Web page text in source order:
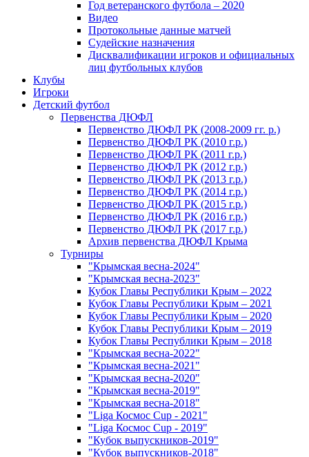
Год ветеранского футбола – 2020
Видео
Протокольные данные матчей
Судейские назначения
Дисквалификации игроков и официальных
лиц футбольных клубов
Клубы
Игроки
Детский футбол
Первенства ДЮФЛ
Первенство ДЮФЛ РК (2008-2009 гг. р.)
Первенство ДЮФЛ РК (2010 г.р.)
Первенство ДЮФЛ РК (2011 г.р.)
Первенство ДЮФЛ РК (2012 г.р.)
Первенство ДЮФЛ РК (2013 г.р.)
Первенство ДЮФЛ РК (2014 г.р.)
Первенство ДЮФЛ РК (2015 г.р.)
Первенство ДЮФЛ РК (2016 г.р.)
Первенство ДЮФЛ РК (2017 г.р.)
Архив первенства ДЮФЛ Крыма
Турниры
"Крымская весна-2024"
"Крымская весна-2023"
Кубок Главы Республики Крым – 2022
Кубок Главы Республики Крым – 2021
Кубок Главы Республики Крым – 2020
Кубок Главы Республики Крым – 2019
Кубок Главы Республики Крым – 2018
"Крымская весна-2022"
"Крымская весна-2021"
"Крымская весна-2020"
"Крымская весна-2019"
"Крымская весна-2018"
"Liga Космос Cup - 2021"
"Liga Космос Cup - 2019"
"Кубок выпускников-2019"
"Кубок выпускников-2018"